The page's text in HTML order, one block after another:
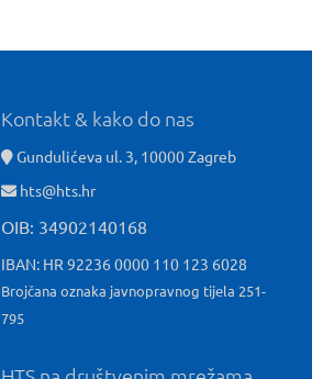
Kontakt & kako do nas
Gundulićeva ul. 3, 10000 Zagreb
hts@hts.hr
OIB: 34902140168
IBAN: HR 92236 0000 110 123 6028
Brojčana oznaka javnopravnog tijela 251-
795